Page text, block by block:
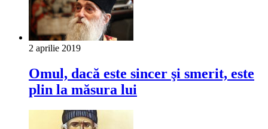
2 aprilie 2019
Omul, dacă este sincer şi smerit, este
plin la măsura lui